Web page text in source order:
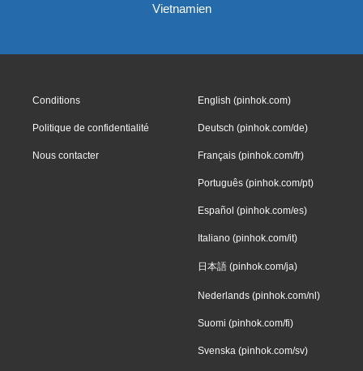
Vietnamien
Conditions
Politique de confidentialité
Nous contacter
English (pinhok.com)
Deutsch (pinhok.com/de)
Français (pinhok.com/fr)
Português (pinhok.com/pt)
Español (pinhok.com/es)
Italiano (pinhok.com/it)
日本語 (pinhok.com/ja)
Nederlands (pinhok.com/nl)
Suomi (pinhok.com/fi)
Svenska (pinhok.com/sv)